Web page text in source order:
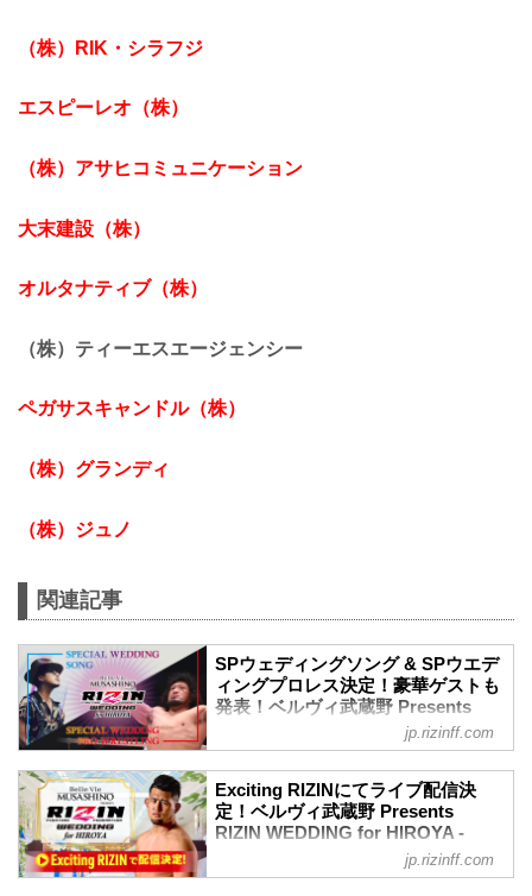
（株）RIK・シラフジ
エスピーレオ（株）
（株）アサヒコミュニケーション
大末建設（株）
オルタナティブ（株）
（株）ティーエスエージェンシー
ペガサスキャンドル（株）
（株）グランディ
（株）ジュノ
関連記事
SPウェディングソング & SPウエデ
ィングプロレス決定！豪華ゲストも
発表！ベルヴィ武蔵野 Presents
RIZIN WEDDING for HIROYA -
RIZIN FIGHTING FEDERATION オ
フィシャルサイト
8月21日（土）に催される『ベルヴィ武蔵
野 Presents RIZIN WEDDING for
グライターのTEEがスペシャルウェディ
jp.rizinff.com
Exciting RIZINにてライブ配信決
定！ベルヴィ武蔵野 Presents
RIZIN WEDDING for HIROYA -
RIZIN FIGHTING FEDERATION オ
フィシャルサイト
jp.rizinff.com